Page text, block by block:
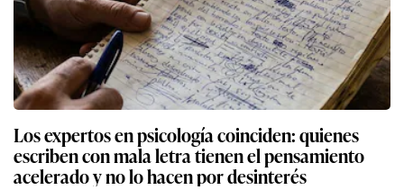
Los expertos en psicología coinciden: quienes
escriben con mala letra tienen el pensamiento
acelerado y no lo hacen por desinterés